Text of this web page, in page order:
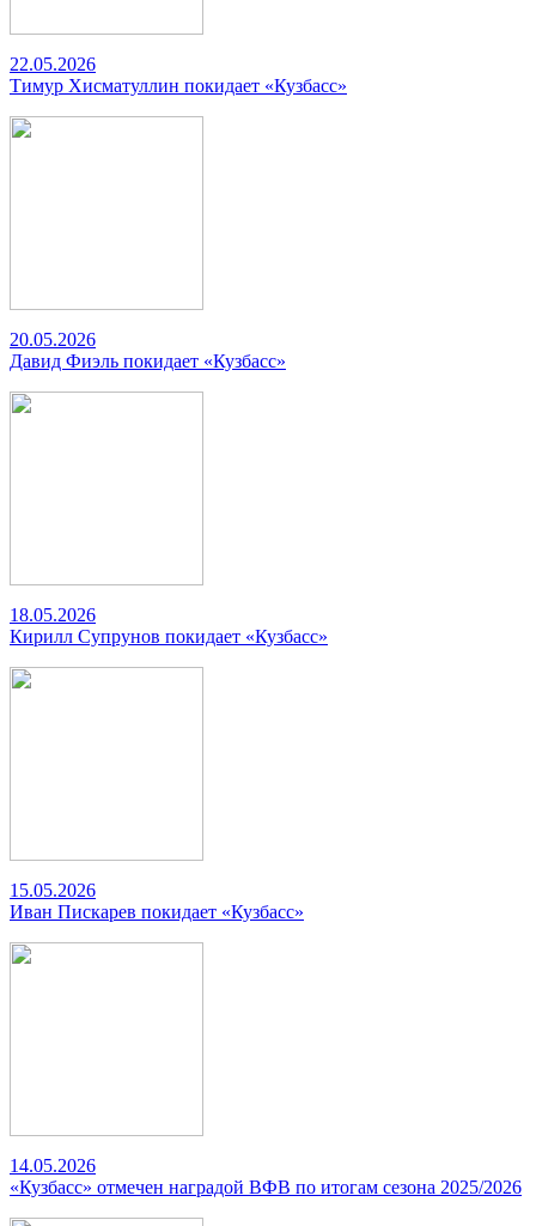
22.05.2026
Тимур Хисматуллин покидает «Кузбасс»
20.05.2026
Давид Фиэль покидает «Кузбасс»
18.05.2026
Кирилл Супрунов покидает «Кузбасс»
15.05.2026
Иван Пискарев покидает «Кузбасс»
14.05.2026
«Кузбасс» отмечен наградой ВФВ по итогам сезона 2025/2026